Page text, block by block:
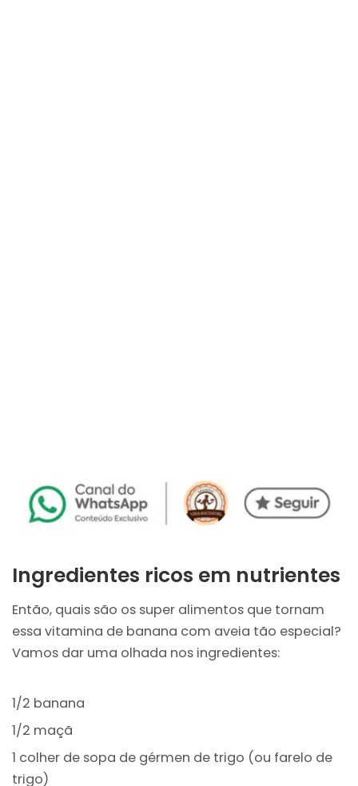
Ingredientes ricos em nutrientes
Então, quais são os super alimentos que tornam
essa vitamina de banana com aveia tão especial?
Vamos dar uma olhada nos ingredientes:
1/2 banana
1/2 maçã
1 colher de sopa de gérmen de trigo (ou farelo de
trigo)